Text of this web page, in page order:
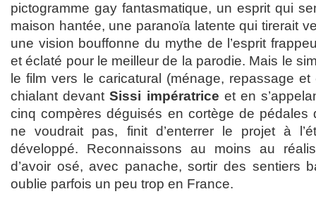
pictogramme gay fantasmatique, un esprit qui
maison hantée, une paranoïa latente qui tirerait
une vision bouffonne du mythe de l’esprit
et éclaté pour le meilleur de la parodie. Mais le
le film vers le caricatural (ménage, repassage
chialant devantSissi impératrice et en
cinq compères déguisés en cortège de pédales
ne voudrait pas, finit d’enterrer le projet à
développé. Reconnaissons au moins au
d’avoir osé, avec panache, sortir des sentiers
oublie parfois un peu trop en France.